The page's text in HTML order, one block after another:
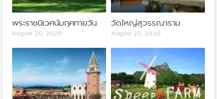
พระราชนิเวศน์มฤคทายวัน
August 20, 2020
วัดใหญ่สุวรรณาราม
August 20, 2020